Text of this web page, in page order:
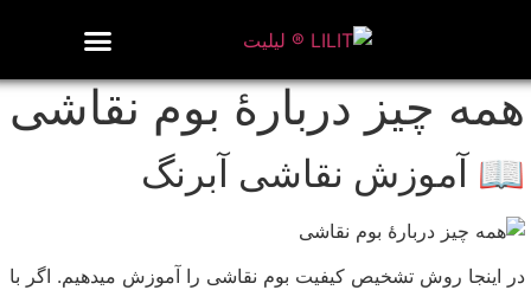
همه چیز دربارهٔ بوم نقاشی
📖 آموزش نقاشی آبرنگ
در اینجا روش تشخیص کیفیت بوم نقاشی را آموزش میدهیم. اگر با